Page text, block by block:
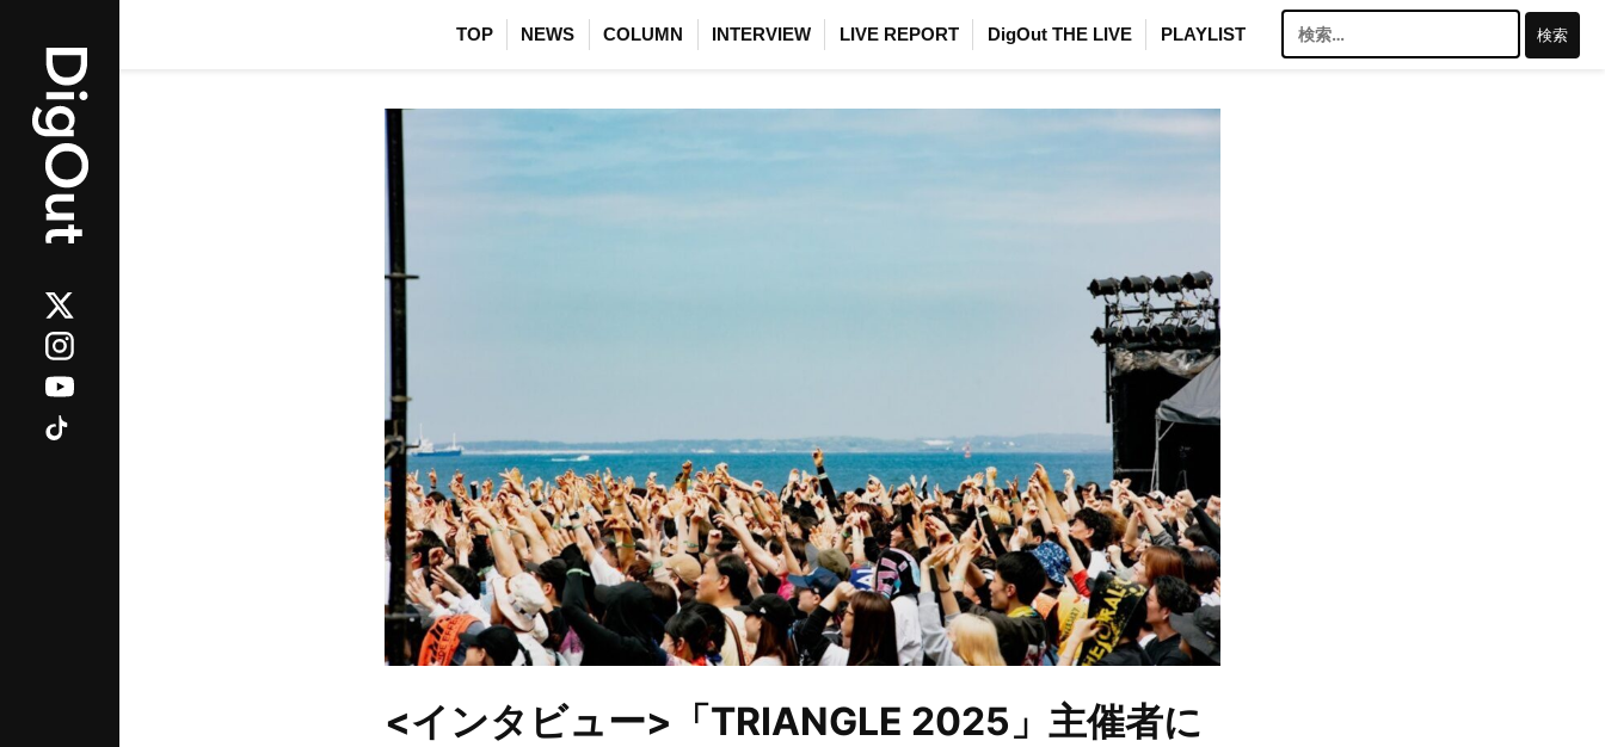
TOP NEWS COLUMN INTERVIEW LIVE REPORT DigOut THE LIVE PLAYLIST
索:
<インタビュー>「TRIANGLE 2025」主催者に